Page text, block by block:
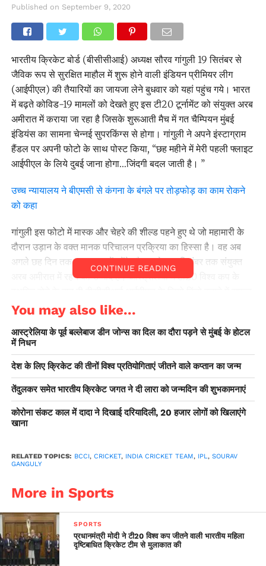
Published on September 9, 2020
भारतीय क्रिकेट बोर्ड (बीसीसीआई) अध्यक्ष सौरव गांगुली 19 सितंबर से
जैविक रूप से सुरक्षित माहौल में शुरू होने वाली इंडियन प्रीमियर लीग
(आईपीएल) की तैयारियों का जायजा लेने बुधवार को यहां पहुंच गये। भारत
में बढ़ते कोविड-19 मामलों को देखते हुए इस टी20 टूर्नामेंट को संयुक्त अरब
अमीरात में कराया जा रहा है जिसके शुरूआती मैच में गत चैम्पियन मुंबई
इंडियंस का सामना चेन्नई सुपरकिंग्स से होगा। गांगुली ने अपने इंस्टाग्राम
हैंडल पर अपनी फोटो के साथ पोस्ट किया, ‘‘छह महीने में मेरी पहली फ्लाइट
आईपीएल के लिये दुबई जाना होगा…जिंदगी बदल जाती है। ’’
उच्च न्यायालय ने बीएमसी से कंगना के बंगले पर तोड़फोड़ का काम रोकने
को कहा
गांगुली इस फोटो में मास्क और चेहरे की शील्ड पहने हुए थे जो महामारी के
दौरान उड़ान के वक्त मानक परिचालन प्रक्रिया का हिस्सा है। वह अब
अगले छह दिन तक पृथकवास में रहेंगे और उनके 23 सितंबर तक संयुक्त
अरब अमीरात में रहने की उम्मीद है। आस्ट्रेलिया में टी20 विश्व कप के
रहा। अगर यह टूर्नामेंट नहीं होता तो बीसीसीआई को 4000 करोड़ रूपये
का नुकसान होता। आईपीएल के चेयरमैन बृजेश पटेल उन अहम अधिकारियों
में शामिल हैं जो पहले ही दुबई जा चुके हैं।
CONTINUE READING
You may also like...
आस्ट्रेलिया के पूर्व बल्लेबाज डीन जोन्स का दिल का दौरा पड़ने से मुंबई के होटल
में निधन
देश के लिए क्रिकेट की तीनों विश्व प्रतियोगिताएं जीतने वाले कप्तान का जन्म
तेंदुलकर समेत भारतीय क्रिकेट जगत ने दी लारा को जन्मदिन की शुभकामनाएं
कोरोना संकट काल में दादा ने दिखाई दरियादिली, 20 हजार लोगों को खिलाएंगे
खाना
RELATED TOPICS: BCCI, CRICKET, INDIA CRICKET TEAM, IPL, SOURAV
GANGULY
More in Sports
SPORTS
प्रधानमंत्री मोदी ने टी20 विश्व कप जीतने वाली भारतीय महिला
दृष्टिबाधित क्रिकेट टीम से मुलाकात की